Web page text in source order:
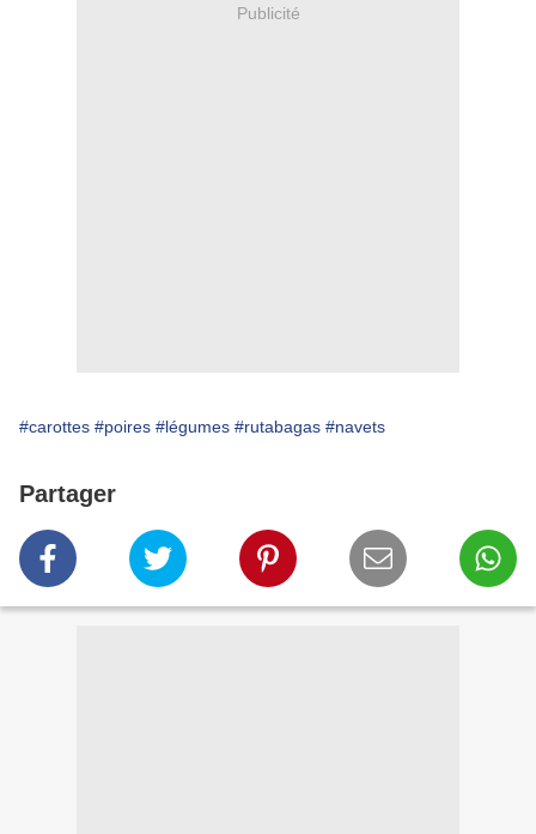
Publicité
#carottes #poires #légumes #rutabagas #navets
Partager